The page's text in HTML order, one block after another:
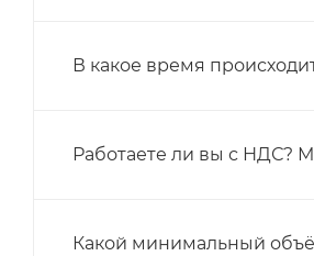
В какое время
Работаете ли вы с НДС?
Какой минимальный